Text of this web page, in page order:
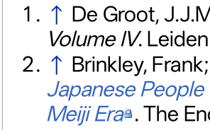
↑ De Groot,
Volume IV.
↑ Brinkley,
Japanese
Meiji Era . The